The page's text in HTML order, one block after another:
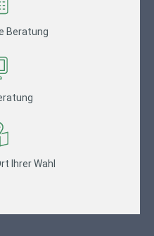
Beratung
Ihrer Wahl